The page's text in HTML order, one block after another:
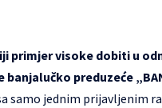
primjer visoke dobiti u
banjalučko preduzeće
samo jednim prijavljenim